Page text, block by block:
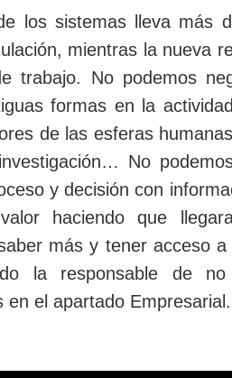
los sistemas lleva más
mientras la nueva
trabajo. No podemos
formas en la
de las esferas
No
y decisión con
haciendo que
más y tener acceso
la responsable de
en el apartado Empresarial.